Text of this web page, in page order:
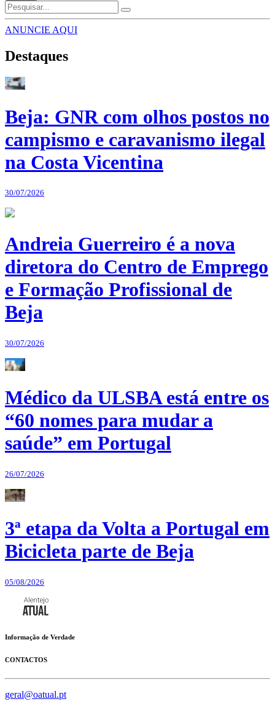
ANUNCIE AQUI
Destaques
Beja: GNR com olhos postos no
campismo e caravanismo ilegal
na Costa Vicentina
30/07/2026
Andreia Guerreiro é a nova
diretora do Centro de Emprego
e Formação Profissional de
Beja
30/07/2026
Médico da ULSBA está entre os
“60 nomes para mudar a
saúde” em Portugal
26/07/2026
3ª etapa da Volta a Portugal em
Bicicleta parte de Beja
05/08/2026
Informação de Verdade
CONTACTOS
geral@oatual.pt